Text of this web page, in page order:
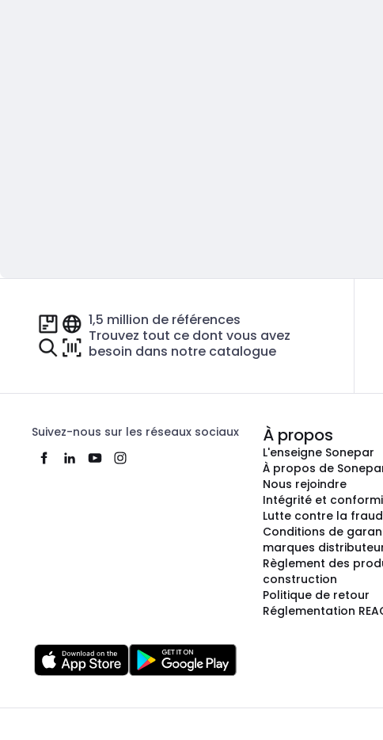
1,5 million de références
Trouvez tout ce dont vous avez
besoin dans notre catalogue
Suivez-nous sur les réseaux sociaux À propos
L'enseigne Sonepar
À propos de
Nous rejoindre
Intégrité et
Lutte contre la
Conditions de
marques
Règlement des
construction
Politique de retour
Réglementation